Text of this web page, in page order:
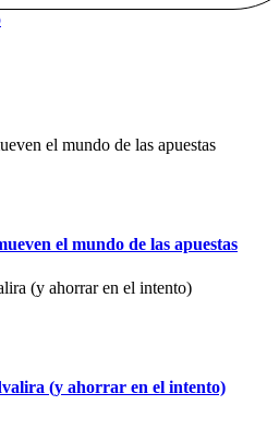
el mundo de las apuestas
(y ahorrar en el intento)